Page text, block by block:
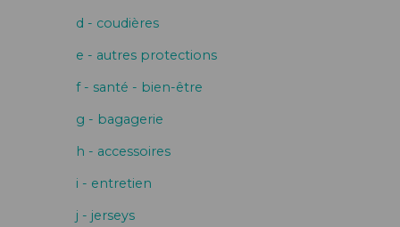
d - coudières
e - autres protections
f - santé - bien-être
g - bagagerie
h - accessoires
i - entretien
j - jerseys